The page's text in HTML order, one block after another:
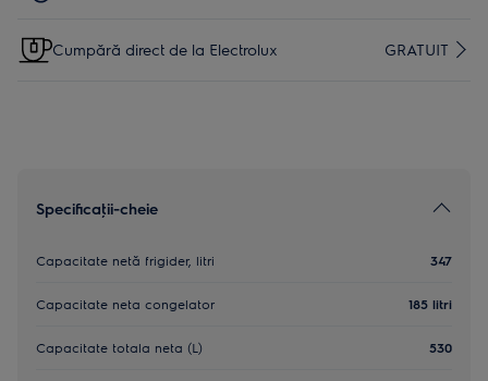
Cumpără direct de la Electrolux GRATUIT
Specificaţii-cheie
Capacitate netă frigider, litri 347
Capacitate neta congelator 185 litri
Capacitate totala neta (L) 530